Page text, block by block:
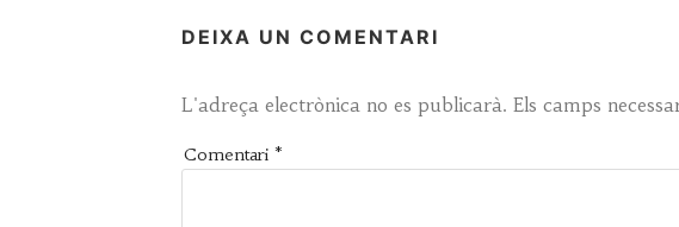
DEIXA UN COMENTARI
L'adreça electrònica no es publicarà. Els camps
Comentari *